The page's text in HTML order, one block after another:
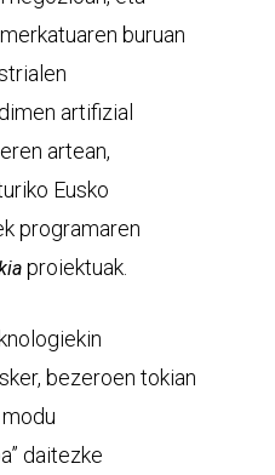
buruan
artifizial
artean,
Eusko
programaren
proiektuak.
bezeroen tokian
daitezke